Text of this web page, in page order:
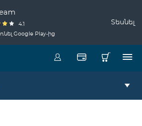
4.1
Google Play-ից
Տեսնել